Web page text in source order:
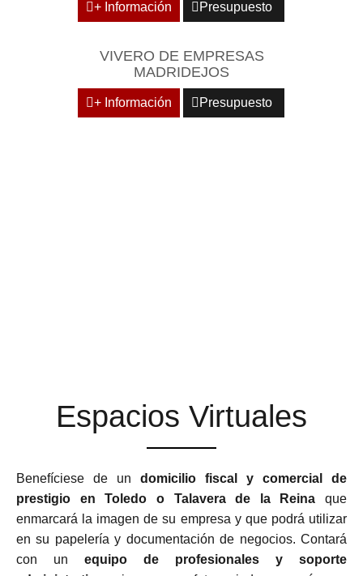
+ Información Presupuesto
VIVERO DE EMPRESAS
MADRIDEJOS
+ Información Presupuesto
Espacios Virtuales
Benefíciese de un domicilio fiscal y comercial de
prestigio en Toledo o Talavera de la Reina que
enmarcará la imagen de su empresa y que podrá utilizar
en su papelería y documentación de negocios. Contará
con un equipo de profesionales y soporte